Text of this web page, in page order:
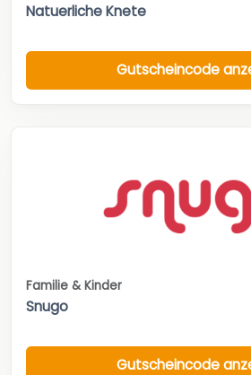
Natuerliche Knete
Gutscheincode
Familie & Kinder
Snugo
Gutscheincode